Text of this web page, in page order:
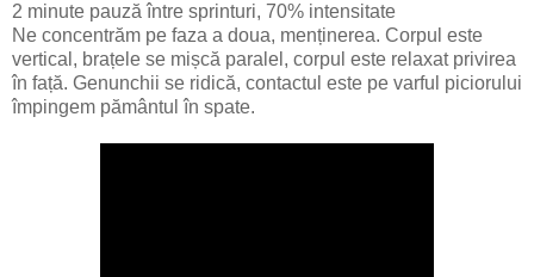
2 minute pauză între sprinturi, 70% intensitate
Ne concentrăm pe faza a doua, menținerea. Corpul este
vertical, brațele se mișcă paralel, corpul este relaxat privirea
în față. Genunchii se ridică, contactul este pe varful piciorului
împingem pământul în spate.